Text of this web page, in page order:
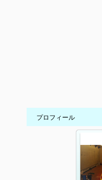
プロフィール